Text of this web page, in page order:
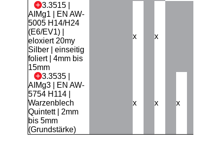
3.3515 |
AIMg1 | EN AW-
5005 H14/H24
(E6/EV1) |
eloxiert 20my
Silber | einseitig
foliert | 4mm bis
15mm
x x
3.3535 |
AIMg3 | EN AW-
5754 H114 |
Warzenblech
Quintett | 2mm
bis 5mm
(Grundstärke)
x x x